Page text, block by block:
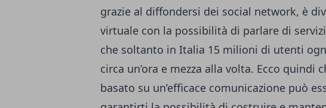
grazie al diffondersi dei social network, è
virtuale con la possibilità di parlare di
che soltanto in Italia 15 milioni di utenti
circa un’ora e mezza alla volta. Ecco quindi
basato su un’efficace comunicazione può